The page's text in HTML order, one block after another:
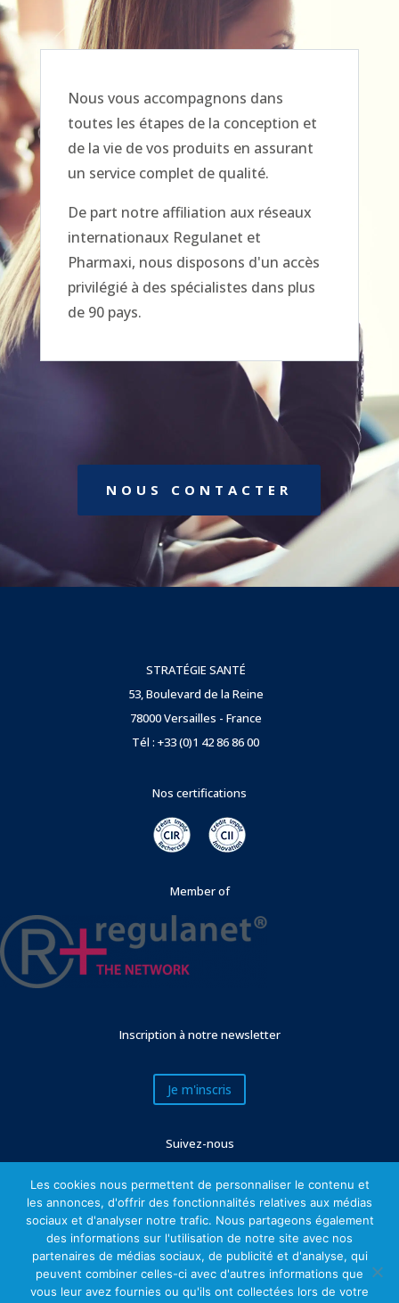
Nous vous accompagnons dans
toutes les étapes de la conception et
de la vie de vos produits en assurant
un service complet de qualité.
De part notre affiliation aux réseaux
internationaux Regulanet et
Pharmaxi, nous disposons d'un accès
privilégié à des spécialistes dans plus
de 90 pays.
NOUS CONTACTER
STRATÉGIE SANTÉ
53, Boulevard de la Reine
78000 Versailles - France
Tél : +33 (0)1 42 86 86 00
Nos certifications
Member of
Inscription à notre newsletter
Je m'inscris
Suivez-nous
Les cookies nous permettent de personnaliser le contenu et
les annonces, d'offrir des fonctionnalités relatives aux médias
sociaux et d'analyser notre trafic. Nous partageons également
des informations sur l'utilisation de notre site avec nos
partenaires de médias sociaux, de publicité et d'analyse, qui
peuvent combiner celles-ci avec d'autres informations que
vous leur avez fournies ou qu'ils ont collectées lors de votre